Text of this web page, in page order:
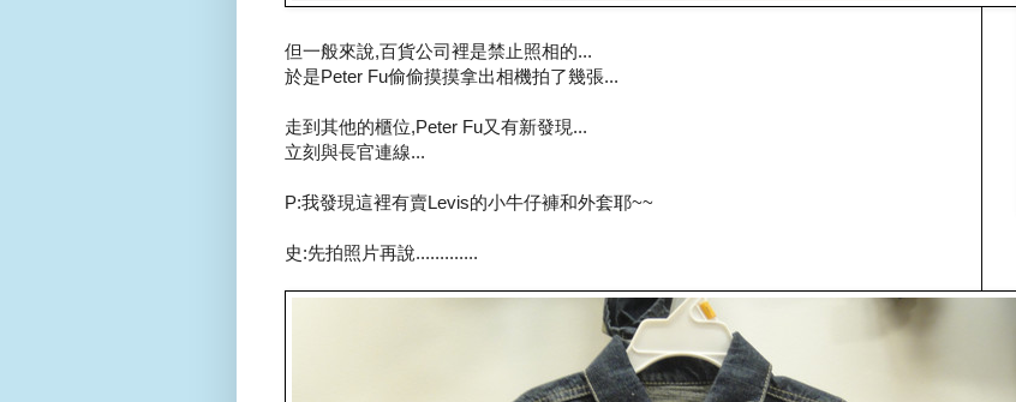
但一般來說,百貨公司裡是禁止照相的...
於是Peter Fu偷偷摸摸拿出相機拍了幾張...
走到其他的櫃位,Peter Fu又有新發現...
立刻與長官連線...
P:我發現這裡有賣Levis的小牛仔褲和外套耶~~
史:先拍照片再說.............